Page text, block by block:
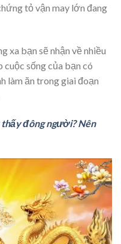
tỏ vận may lớn đang
xa bạn sẽ nhận về nhiều
cuộc sống của bạn có
làm ăn trong giai đoạn
đông người? Nên